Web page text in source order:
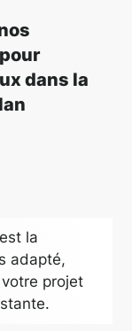
dans la
la
adapté,
projet